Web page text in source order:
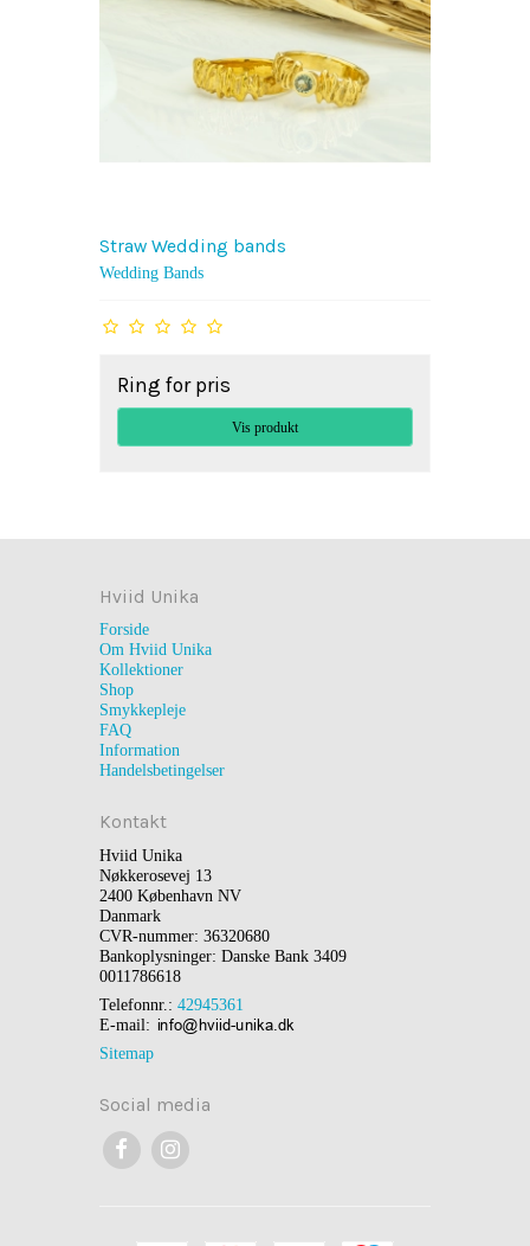
Straw Wedding bands
Wedding Bands
Ring for pris
Vis produkt
Hviid Unika
Forside
Om Hviid Unika
Kollektioner
Shop
Smykkepleje
FAQ
Information
Handelsbetingelser
Kontakt
Hviid Unika
Nøkkerosevej 13
2400 København NV
Danmark
CVR-nummer: 36320680
Bankoplysninger: Danske Bank 3409
0011786618
Telefonnr.: 42945361
E-mail:
Sitemap
Social media